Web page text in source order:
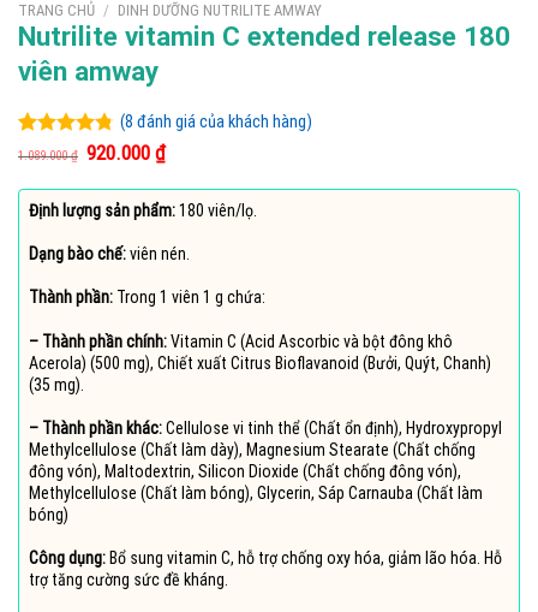
TRANG CHỦ / DINH DƯỠNG NUTRILITE AMWAY
Nutrilite vitamin C extended release 180
viên amway
4.75trên 5
8
đánh giá
(8 đánh giá của khách hàng)
1.089.000₫ Giá
là:
1.089.000 ₫.
920.000₫Giá
hiện
tại
là:
Định lượng sản phẩm:180 viên/lọ.
Dạng bào chế:viên nén.
Thành phần: Trong 1 viên 1 g chứa:
– Thành phần chính:Vitamin C (Acid Ascorbic và bột đông khô
Acerola) (500 mg), Chiết xuất Citrus Bioflavanoid (Bưởi, Quýt, Chanh)
(35 mg).
– Thành phần khác:Cellulose vi tinh thể (Chất ổn định), Hydroxypropyl
Methylcellulose (Chất làm dày), Magnesium Stearate (Chất chống
đông vón), Maltodextrin, Silicon Dioxide (Chất chống đông vón),
Methylcellulose (Chất làm bóng), Glycerin, Sáp Carnauba (Chất làm
bóng)
Công dụng: Bổ sung vitamin C, hỗ trợ chống oxy hóa, giảm lão hóa. Hỗ
trợ tăng cường sức đề kháng.